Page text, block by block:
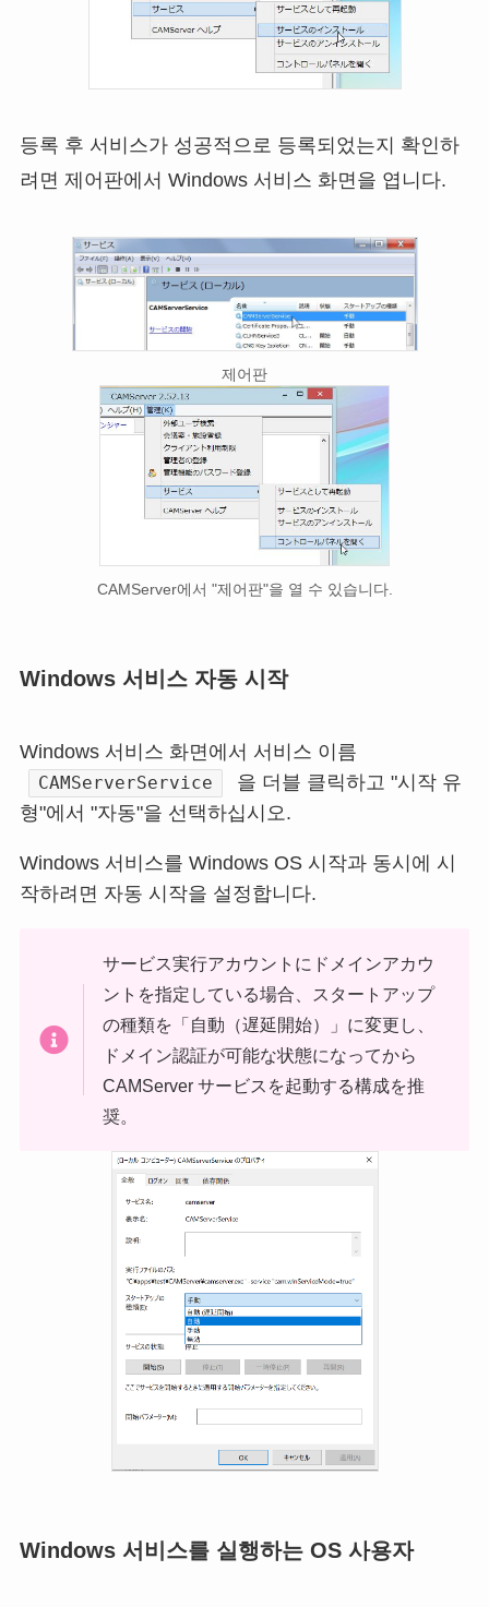
등록 후 서비스가 성공적으로 등록되었는지 확인하
려면 제어판에서 Windows 서비스 화면을 엽니다.
제어판
CAMServer에서 "제어판"을 열 수 있습니다.
Windows 서비스 자동 시작
Windows 서비스 화면에서 서비스 이름
CAMServerService
을 더블 클릭하고 "시작 유
형"에서 "자동"을 선택하십시오.
Windows 서비스를 Windows OS 시작과 동시에 시
작하려면 자동 시작을 설정합니다.
サービス実行アカウントにドメインアカウ
ントを指定している場合、スタートアップ
の種類を「自動（遅延開始）」に変更し、
ドメイン認証が可能な状態になってから
CAMServer サービスを起動する構成を推
奨。
Windows 서비스를 실행하는 OS 사용자